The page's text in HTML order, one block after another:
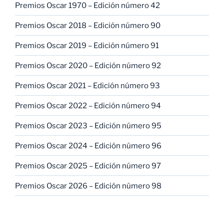
Premios Oscar 1970 – Edición número 42
Premios Oscar 2018 – Edición número 90
Premios Oscar 2019 – Edición número 91
Premios Oscar 2020 – Edición número 92
Premios Oscar 2021 – Edición número 93
Premios Oscar 2022 – Edición número 94
Premios Oscar 2023 – Edición número 95
Premios Oscar 2024 – Edición número 96
Premios Oscar 2025 – Edición número 97
Premios Oscar 2026 – Edición número 98